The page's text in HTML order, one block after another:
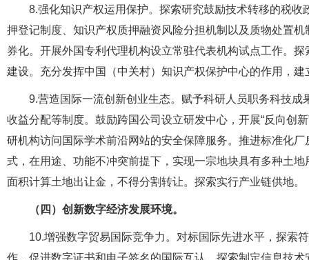
8.强化知识产权运用保护。探索研究鼓励技术转移的税
押登记制度、知识产权质押融资风险分担机制以及质物处置
券化。开展外国专利代理机构设立常驻代表机构试点工作。
建设。充分发挥中国（中关村）知识产权保护中心的作用，
9.营造国际一流创新创业生态。赋予科研人员职务科技
收益分配等制度。鼓励跨国公司设立研发中心，开展“反向创
研机构访问国际学术前沿网站的安全保障服务。推进标准化
式，在用途、功能不冲突前提下，实现一宗地块具有多种土
面积计算土地出让金，不得分割转让。探索实行产业链供地。
（四）创新数字经济发展环境。
10.增强数字贸易国际竞争力。对标国际先进水平，探索
作，促进数字证书和电子签名的国际互认。探索制定信息技